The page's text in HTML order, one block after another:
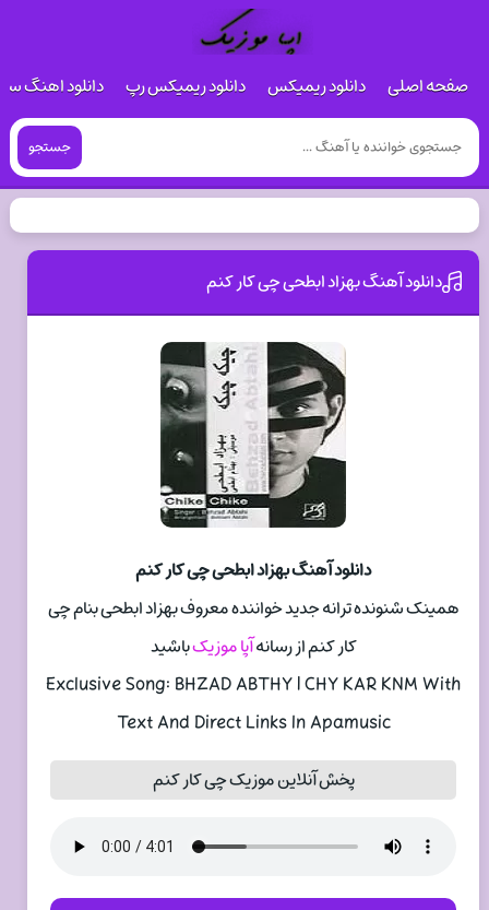
صفحه اصلی دانلود ریمیکس دانلود ریمیکس رپ دانلود اهنگ
جستجو
دانلود آهنگ بهزاد ابطحی چی کار کنم
دانلود آهنگ بهزاد ابطحی چی کار کنم
همینک شنونده ترانه جدید خواننده معروف بهزاد ابطحی بنام چی
کار کنم از رسانهآپا موزیکباشید
Exclusive Song: BHZAD ABTHY | CHY KAR KNM With
Text And Direct Links In Apamusic
پخش آنلاین موزیک چی کار کنم